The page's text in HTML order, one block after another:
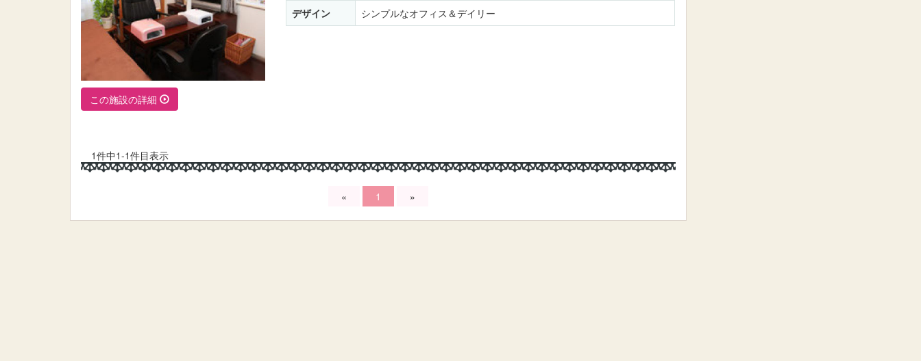
デザイン
シンプルなオフィス＆デイリー
この施設の詳細
1件中1-1件目表示
« 1 »